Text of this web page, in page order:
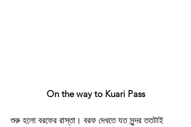
On the way to Kuari Pass
শুরু হলো বরফের রাস্তা। বরফ দেখতে যত সুন্দর ততটাই